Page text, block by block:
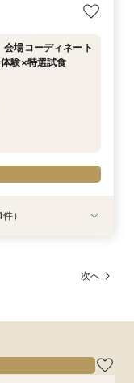
ーマパーク帰りに夜
】即決なしで安心＆
式】アットホームウ
ングドッグ＆足形ス
ワンちゃん優待
会場コーディネート
験×特選試食
のワンちゃん優待
）
次へ